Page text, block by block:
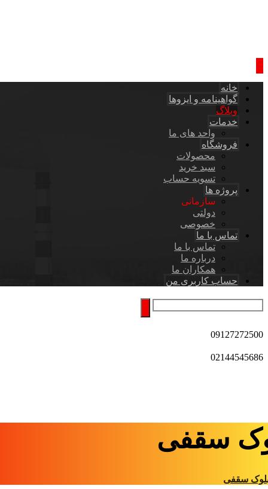
خانه
گواهینامه و ایزوها
وبلاگ
خدمات
واحد های ما
فروشگاه
محصولات
سبد خرید
تسویه حساب
پروژه ها
سازمانی
دولتی
خصوصی
تماس با ما
تماس با ما
درباره ما
همکاران ما
حساب کاربری من
09127272500
02144545686
سقفی
سقفی